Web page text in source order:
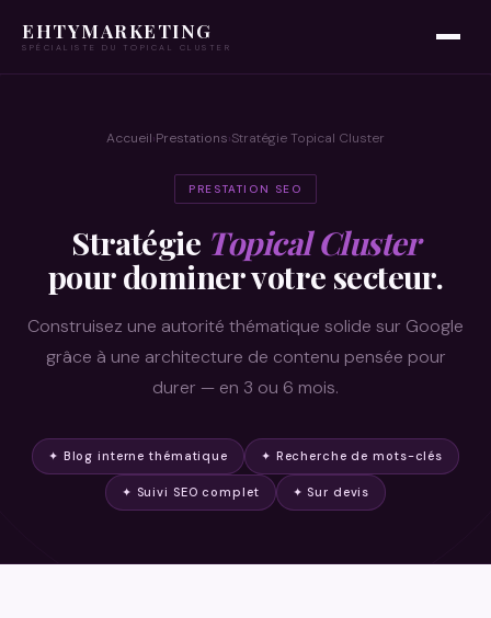
EHTYMARKETING
SPÉCIALISTE DU TOPICAL CLUSTER
Accueil›Prestations›Stratégie Topical Cluster
PRESTATION SEO
Stratégie Topical Cluster
pour dominer votre secteur.
Construisez une autorité thématique solide sur Google
grâce à une architecture de contenu pensée pour
durer — en 3 ou 6 mois.
✦ Blog interne thématique ✦ Recherche de mots-clés
✦ Suivi SEO complet ✦ Sur devis